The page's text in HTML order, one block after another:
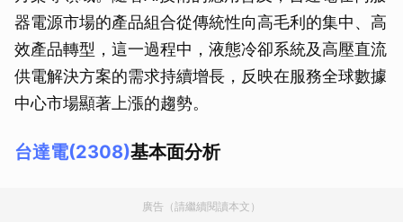
器電源市場的產品組合從傳統性向高毛利的集中、高
效產品轉型，這一過程中，液態冷卻系統及高壓直流
供電解決方案的需求持續增長，反映在服務全球數據
中心市場顯著上漲的趨勢。
台達電(2308)基本面分析
廣告（請繼續閱讀本文）